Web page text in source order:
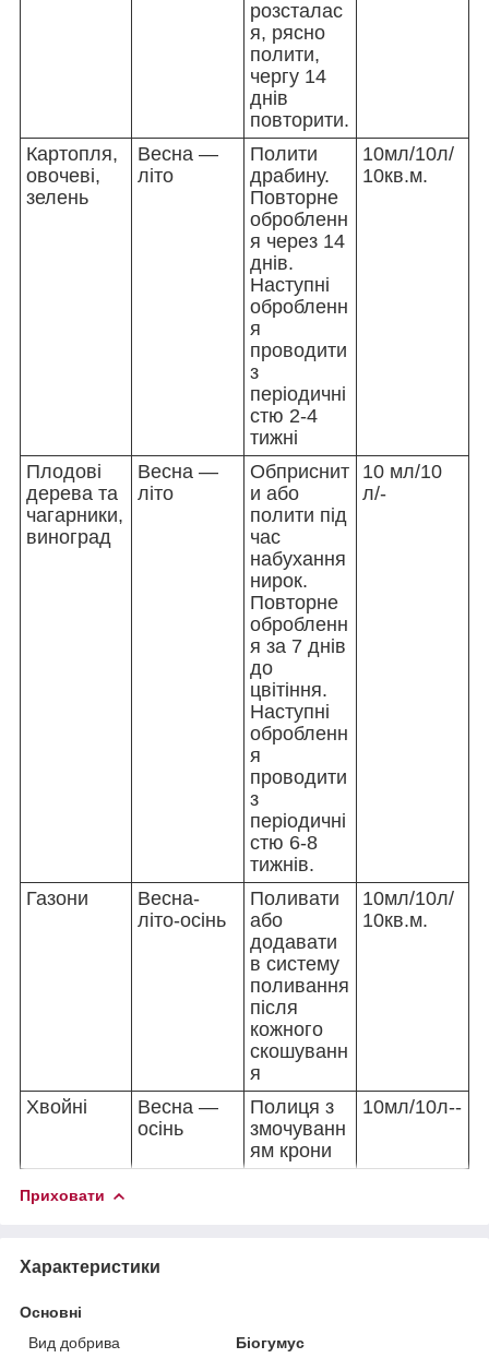
розсталас
я, рясно
полити,
чергу 14
днів
повторити.
Картопля,
овочеві,
зелень
Весна —
літо
Полити
драбину.
Повторне
обробленн
я через 14
днів.
Наступні
обробленн
я
проводити
з
періодичні
стю 2-4
тижні
10мл/10л/
10кв.м.
Плодові
дерева та
чагарники,
виноград
Весна —
літо
Обприснит
и або
полити під
час
набухання
нирок.
Повторне
обробленн
я за 7 днів
до
цвітіння.
Наступні
обробленн
я
проводити
з
періодичні
стю 6-8
тижнів.
10 мл/10
л/-
Газони
Весна-
літо-осінь
Поливати
або
додавати
в систему
поливання
після
кожного
скошуванн
я
10мл/10л/
10кв.м.
Хвойні
Весна —
осінь
Полиця з
змочуванн
ям крони
10мл/10л--
Приховати
Характеристики
Основні
Вид добрива
Біогумус